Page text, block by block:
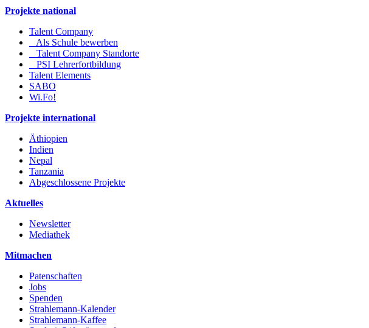
Projekte national
Talent Company
Als Schule bewerben
Talent Company Standorte
PSI Lehrerfortbildung
Talent Elements
SABO
Wi.Fo!
Projekte international
Äthiopien
Indien
Nepal
Tanzania
Abgeschlossene Projekte
Aktuelles
Newsletter
Mediathek
Mitmachen
Patenschaften
Jobs
Spenden
Strahlemann-Kalender
Strahlemann-Kaffee